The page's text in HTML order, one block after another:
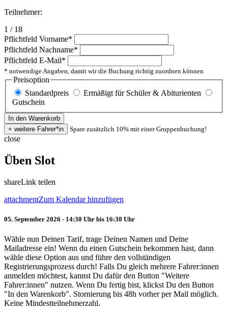
Teilnehmer:
1 / 18
Pflichtfeld Vorname*
Pflichtfeld Nachname*
Pflichtfeld E-Mail*
* notwendige Angaben, damit wir die Buchung richtig zuordnen können
Preisoption
Standardpreis
Ermäßigt für Schüler & Abiturienten
Gutschein
Spare zusätzlich 10% mit einer Gruppenbuchung!
close
Üben Slot
shareLink teilen
attachmentZum Kalendar hinzufügen
05. September 2026 - 14:30 Uhr bis 16:30 Uhr
Wähle nun Deinen Tarif, trage Deinen Namen und Deine
Mailadresse ein! Wenn du einen Gutschein bekommen hast, dann
wähle diese Option aus und führe den vollständigen
Registrierungsprozess durch! Falls Du gleich mehrere Fahrer:innen
anmelden möchtest, kannst Du dafür den Button "Weitere
Fahrer:innen" nutzen. Wenn Du fertig bist, klickst Du den Button
"In den Warenkorb". Stornierung bis 48h vorher per Mail möglich.
Keine Mindestteilnehmerzahl.